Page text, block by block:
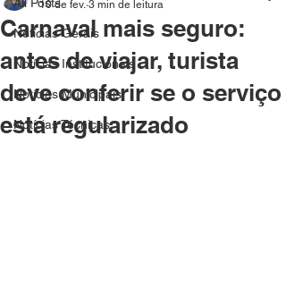
Notícias Gerais
Notícias Institucionais
Notícias Municipais
Notícias Técnicas
Carnaval mais seguro:
antes de viajar, turista
deve conferir se o serviço
está regularizado
10 de fev. 3 min de leitura